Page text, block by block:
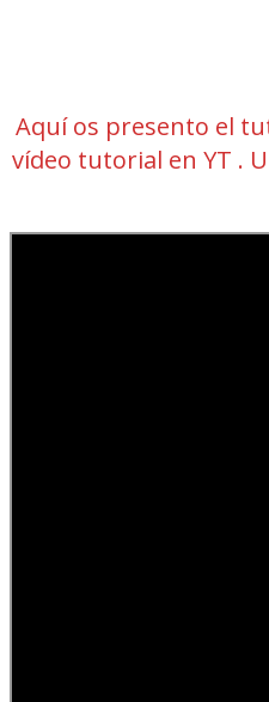
Aquí os presento el
vídeo tutorial en YT .